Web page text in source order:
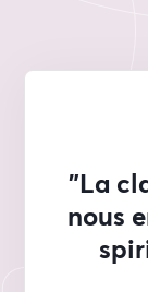
"La
nous